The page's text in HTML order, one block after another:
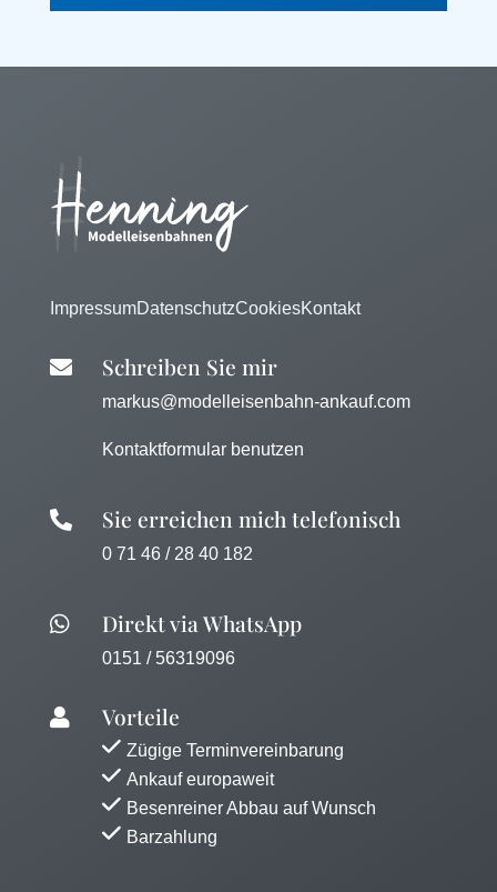
ImpressumDatenschutzCookiesKontakt
 Schreiben Sie mir
markus@modelleisenbahn-ankauf.com
Kontaktformular benutzen
 Sie erreichen mich telefonisch
0 71 46 / 28 40 182
 Direkt via WhatsApp
0151 / 56319096
 Vorteile
Zügige Terminvereinbarung
Ankauf europaweit
Besenreiner Abbau auf Wunsch
Barzahlung